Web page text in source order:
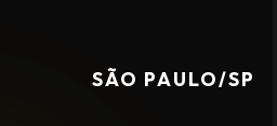
SÃO PAULO/SP